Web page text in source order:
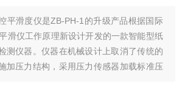
平滑度仪是ZB-PH-1的升级产品根据国际
滑仪工作原理新设计开发的一款智能型纸
测仪器。仪器在机械设计上取消了传统的
加压力结构，采用压力传感器加载标准压
定，是造纸、包装、印刷、商检、科研等